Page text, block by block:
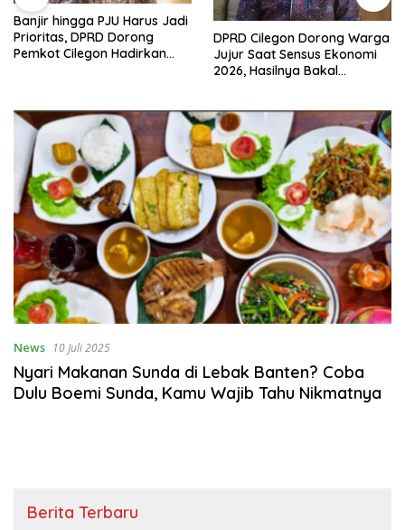
Banjir hingga PJU Harus Jadi
Prioritas, DPRD Dorong
Pemkot Cilegon Hadirkan
DPRD Cilegon Dorong Warga
Jujur Saat Sensus Ekonomi
2026, Hasilnya Bakal
News 10 Juli 2025
Nyari Makanan Sunda di Lebak Banten? Coba
Dulu Boemi Sunda, Kamu Wajib Tahu Nikmatnya
Berita Terbaru